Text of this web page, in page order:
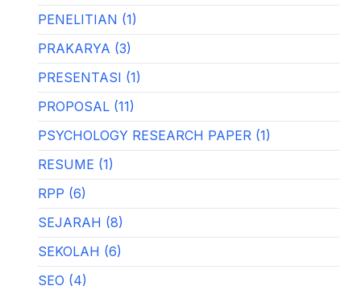
PENELITIAN (1)
PRAKARYA (3)
PRESENTASI (1)
PROPOSAL (11)
PSYCHOLOGY RESEARCH PAPER (1)
RESUME (1)
RPP (6)
SEJARAH (8)
SEKOLAH (6)
SEO (4)